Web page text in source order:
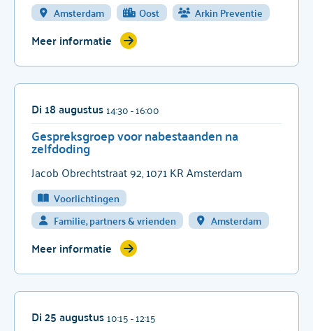
Amsterdam
Oost Arkin Preventie
Meer informatie
Di 18 augustus 14:30- 16:00
Gespreksgroep voor nabestaanden na
zelfdoding
Jacob Obrechtstraat 92, 1071 KR Amsterdam
Voorlichtingen
Familie, partners & vrienden
Amsterdam
Meer informatie
Di 25 augustus 10:15- 12:15